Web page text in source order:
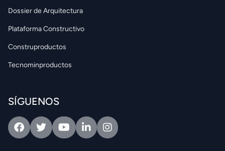
Dossier de Arquitectura
Plataforma Constructivo
Construproductos
Tecnominproductos
SÍGUENOS
FacebookTwitterYoutubeLinkedinIntagram